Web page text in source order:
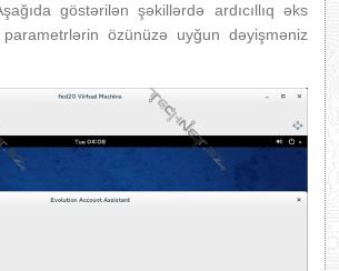
göstərilən şəkillərdə ardıcıllıq əks
özünüzə uyğun dəyişməniz